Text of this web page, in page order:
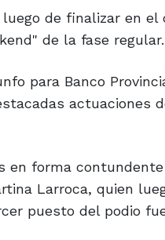
de finalizar en el
de la fase regular.
para Banco
actuaciones
en forma
Larroca, quien
puesto del podio